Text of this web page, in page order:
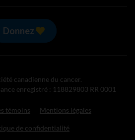
Donnez
canadienne du cancer.
enregistré : 118829803 RR 0001
témoins Mentions légales
de confidentialité